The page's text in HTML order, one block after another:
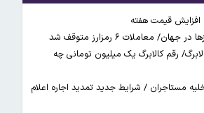
افزایش قیمت هفته
معاملات ۶ رمزارز متوقف شد
رقم کالابرگ یک میلیون تومانی چه
مستاجران / شرایط جدید تمدید اجاره اعلام